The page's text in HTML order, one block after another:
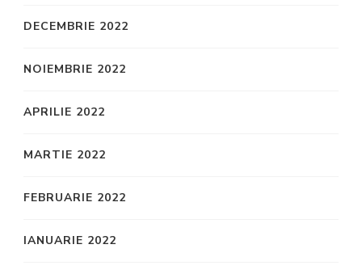
DECEMBRIE 2022
NOIEMBRIE 2022
APRILIE 2022
MARTIE 2022
FEBRUARIE 2022
IANUARIE 2022